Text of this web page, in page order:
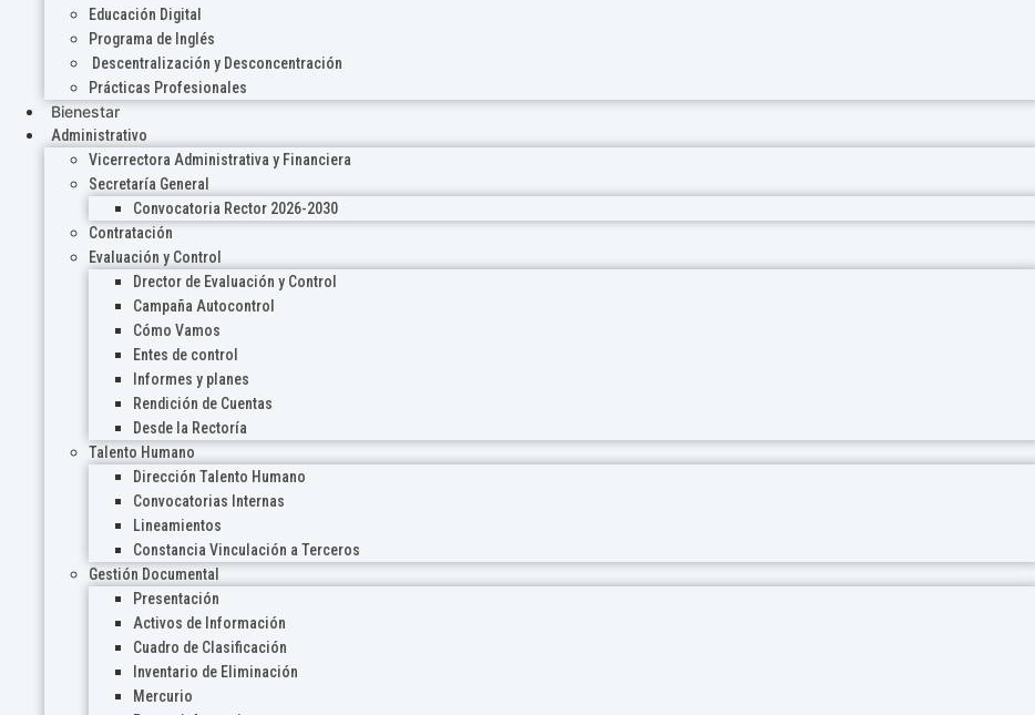
Educación Digital
Programa de Inglés
Descentralización y Desconcentración
Prácticas Profesionales
Bienestar
Administrativo
Vicerrectora Administrativa y Financiera
Secretaría General
Convocatoria Rector 2026-2030
Contratación
Evaluación y Control
Drector de Evaluación y Control
Campaña Autocontrol
Cómo Vamos
Entes de control
Informes y planes
Rendición de Cuentas
Desde la Rectoría
Talento Humano
Dirección Talento Humano
Convocatorias Internas
Lineamientos
Constancia Vinculación a Terceros
Gestión Documental
Presentación
Activos de Información
Cuadro de Clasificación
Inventario de Eliminación
Mercurio